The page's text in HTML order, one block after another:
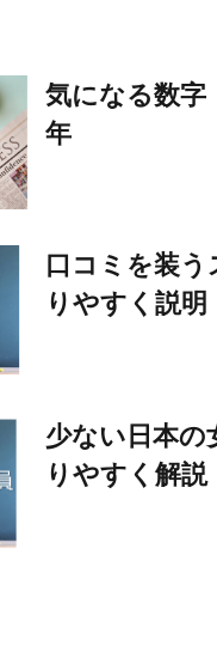
気になる数
年
口コミを装
りやすく説明
少ない日本
りやすく解説